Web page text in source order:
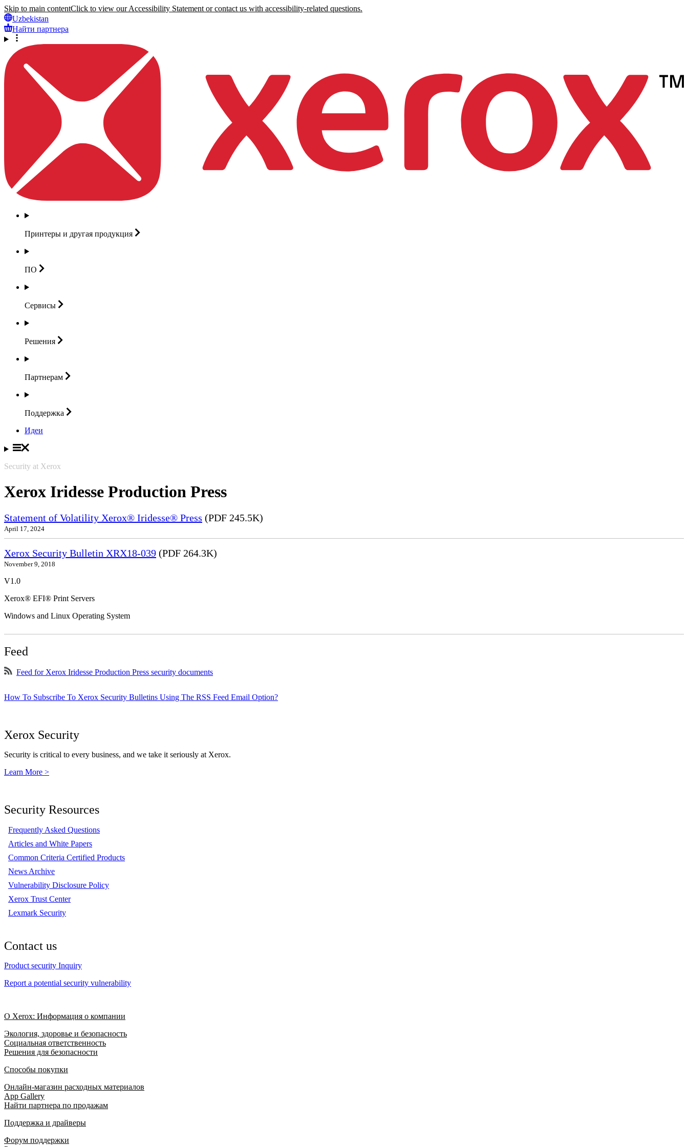
Skip to main contentClick to view our Accessibility Statement or contact us with accessibility-related questions.
Uzbekistan
Найти партнера
Принтеры и другая продукция
ПО
Сервисы
Решения
Партнерам
Поддержка
Идеи
Security at Xerox
Xerox Iridesse Production Press
Statement of Volatility Xerox® Iridesse® Press (PDF 245.5K)
April 17, 2024
Xerox Security Bulletin XRX18-039 (PDF 264.3K)
November 9, 2018
V1.0
Xerox® EFI® Print Servers
Windows and Linux Operating System
Feed
Feed for Xerox Iridesse Production Press security documents
How To Subscribe To Xerox Security Bulletins Using The RSS Feed Email Option?
Xerox Security
Security is critical to every business, and we take it seriously at Xerox.
Learn More >
Security Resources
Frequently Asked Questions
Articles and White Papers
Common Criteria Certified Products
News Archive
Vulnerability Disclosure Policy
Xerox Trust Center
Lexmark Security
Contact us
Product security Inquiry
Report a potential security vulnerability
О Xerox: Информация о компании
Экология, здоровье и безопасность
Социальная ответственность
Решения для безопасности
Способы покупки
Онлайн-магазин расходных материалов
App Gallery
Найти партнера по продажам
Поддержка и драйверы
Форум поддержки